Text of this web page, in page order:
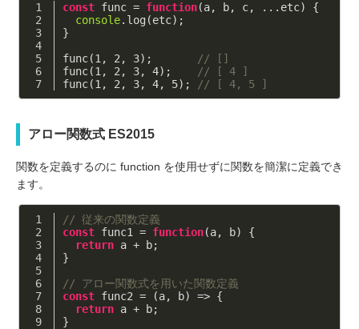
const func = function(a, b, c, ...etc) {
console.log(etc);
}
func(1 , 2 , 3);
// []
func(1 , 2 , 3, 4);
// [ 4 ]
func(1 , 2 , 3, 4, 5); // [ 4, 5 ]
アロー関数式 ES2015
関数を定義するのに function を使用せずに関数を簡潔に定義でき
ます。
// 従来の関数定義
const func1 = function(a, b) {
return a + b;
}
// アロー関数式を用いた関数定義
const func2 = (a, b) => {
return a + b;
}